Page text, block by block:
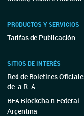
PRODUCTOS Y SERVICIOS
Tarifas de Publicación
SITIOS DE INTERÉS
Red de Boletines
de la R. A.
BFA Blockchain Federal
Argentina